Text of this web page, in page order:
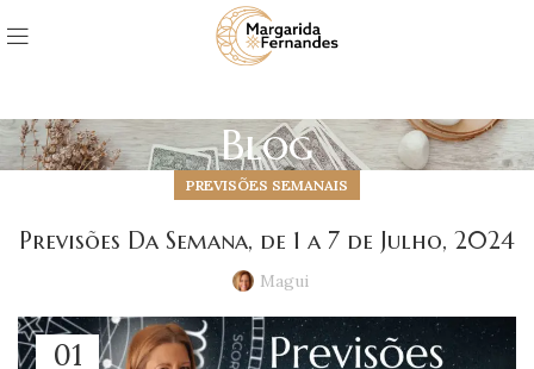
Blog
PREVISÕES SEMANAIS
Previsões Da Semana, de 1 a 7 de Julho, 2024
Magui
01